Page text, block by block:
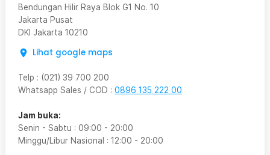
Bendungan Hilir Raya Blok G1 No. 10
Jakarta Pusat
DKI Jakarta 10210
Lihat google maps
Telp : (021) 39 700 200
Whatsapp Sales / COD : 0896 135 222 00
Jam buka:
Senin - Sabtu : 09:00 - 20:00
Minggu/Libur Nasional : 12:00 - 20:00